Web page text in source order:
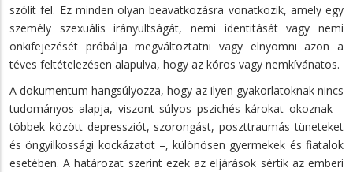
szólít fel. Ez minden olyan beavatkozásra vonatkozik, amely egy
személy szexuális irányultságát, nemi identitását vagy nemi
önkifejezését próbálja megváltoztatni vagy elnyomni azon a
téves feltételezésen alapulva, hogy az kóros vagy nemkívánatos.
A dokumentum hangsúlyozza, hogy az ilyen gyakorlatoknak nincs
tudományos alapja, viszont súlyos pszichés károkat okoznak –
többek között depressziót, szorongást, poszttraumás tüneteket
és öngyilkossági kockázatot –, különösen gyermekek és fiatalok
esetében. A határozat szerint ezek az eljárások sértik az emberi